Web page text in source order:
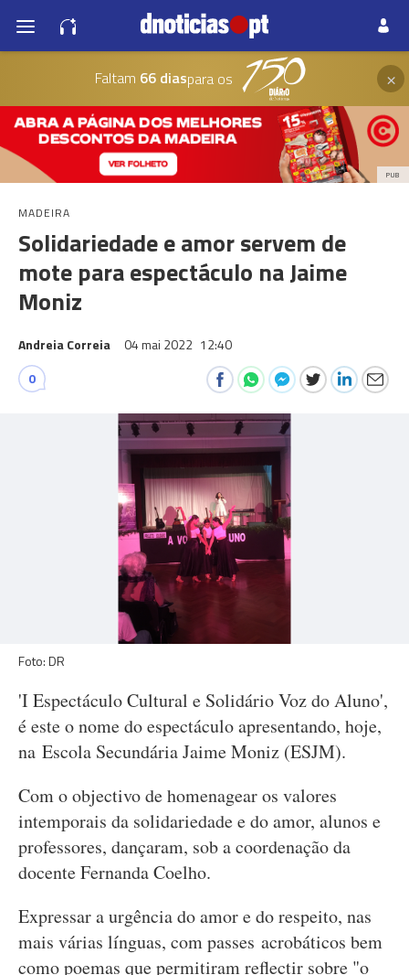
Faltam 66 diaspara os ×
PUB
MADEIRA
Solidariedade e amor servem de
mote para espectáculo na Jaime
Moniz
Andreia Correia 04 mai 2022 12:40
0
Foto: DR
'I Espectáculo Cultural e Solidário Voz do Aluno',
é este o nome do espectáculo apresentando, hoje,
na Escola Secundária Jaime Moniz (ESJM).
Com o objectivo de homenagear os valores
intemporais da solidariedade e do amor, alunos e
professores, dançaram, sob a coordenação da
docente Fernanda Coelho.
Expressar a urgência do amor e do respeito, nas
mais várias línguas, com passes acrobáticos bem
como poemas que permitiram reflectir sobre "o